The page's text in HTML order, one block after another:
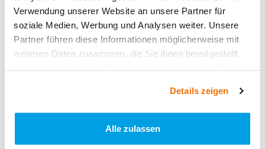
Verwendung unserer Website an unsere Partner für
soziale Medien, Werbung und Analysen weiter. Unsere
Partner führen diese Informationen möglicherweise mit
weiteren Daten zusammen, die Sie ihnen bereitgestellt
Details zeigen
Alle zulassen